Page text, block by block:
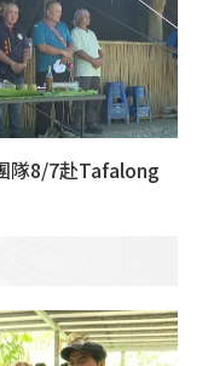
隊8/7赴Tafalong